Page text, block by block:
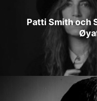
Patti Smith och